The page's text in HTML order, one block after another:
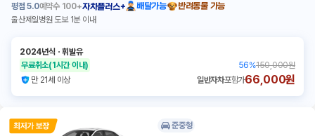
평점 5.0예약수 100+자차플러스+ 배달가능
반려동물 가능
울산제일병원 도보 1분 이내
2024년식 ㆍ휘발유
무료취소(1시간 이내) 56%150,000원
만 21세 이상
일반자차포함가66,000원
준중형